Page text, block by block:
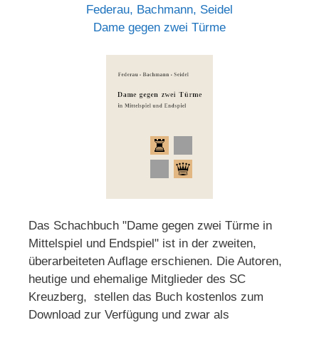
Federau, Bachmann, Seidel
Dame gegen zwei Türme
Das Schachbuch "Dame gegen zwei Türme in
Mittelspiel und Endspiel" ist in der zweiten,
überarbeiteten Auflage erschienen. Die Autoren,
heutige und ehemalige Mitglieder des SC
Kreuzberg, stellen das Buch kostenlos zum
Download zur Verfügung und zwar als